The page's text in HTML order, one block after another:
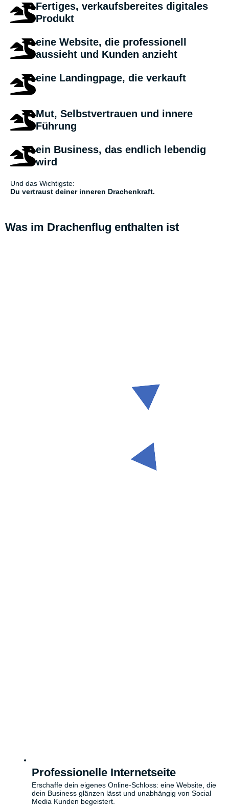
Fertiges, verkaufsbereites digitales
Produkt
eine Website, die professionell
aussieht und Kunden anzieht
eine Landingpage, die verkauft
Mut, Selbstvertrauen und innere
Führung
ein Business, das endlich lebendig
wird
Und das Wichtigste:
Du vertraust deiner inneren Drachenkraft.
Was im Drachenflug enthalten ist
Professionelle Internetseite
Erschaffe dein eigenes Online-Schloss: eine Website, die
dein Business glänzen lässt und unabhängig von Social
Media Kunden begeistert.